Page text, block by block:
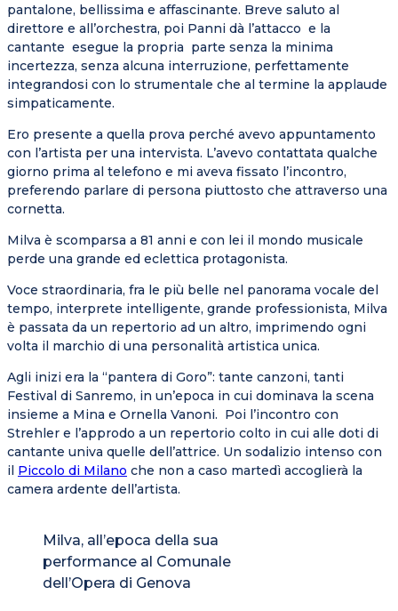
pantalone, bellissima e affascinante. Breve saluto al
direttore e all’orchestra, poi Panni dà l’attacco e la
cantante esegue la propria parte senza la minima
incertezza, senza alcuna interruzione, perfettamente
integrandosi con lo strumentale che al termine la applaude
simpaticamente.
Ero presente a quella prova perché avevo appuntamento
con l’artista per una intervista. L’avevo contattata qualche
giorno prima al telefono e mi aveva fissato l’incontro,
preferendo parlare di persona piuttosto che attraverso una
cornetta.
Milva è scomparsa a 81 anni e con lei il mondo musicale
perde una grande ed eclettica protagonista.
Voce straordinaria, fra le più belle nel panorama vocale del
tempo, interprete intelligente, grande professionista, Milva
è passata da un repertorio ad un altro, imprimendo ogni
volta il marchio di una personalità artistica unica.
Agli inizi era la “pantera di Goro”: tante canzoni, tanti
Festival di Sanremo, in un’epoca in cui dominava la scena
insieme a Mina e Ornella Vanoni. Poi l’incontro con
Strehler e l’approdo a un repertorio colto in cui alle doti di
cantante univa quelle dell’attrice. Un sodalizio intenso con
il Piccolo di Milano che non a caso martedì accoglierà la
camera ardente dell’artista.
Milva, all’epoca della sua
performance al Comunale
dell’Opera di Genova